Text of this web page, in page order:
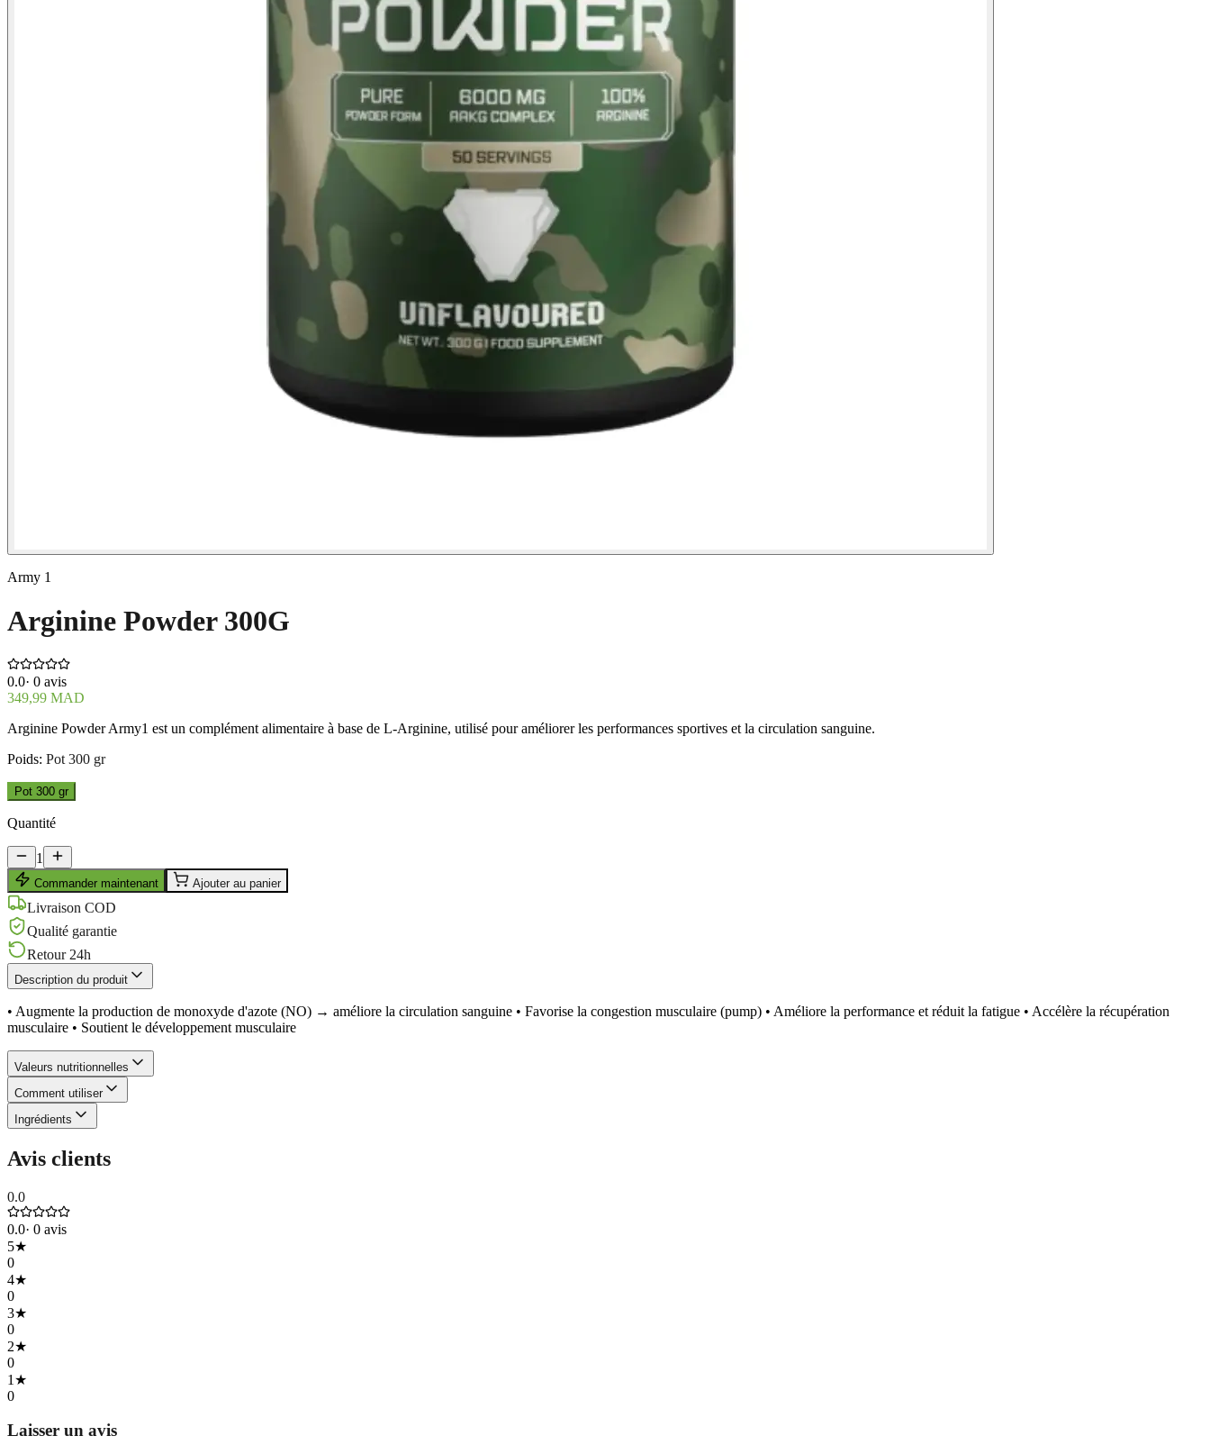
Army 1
Arginine Powder 300G
0.0· 0 avis
349,99 MAD
Arginine Powder Army1 est un complément alimentaire à base de L-Arginine, utilisé pour améliorer les performances sportives et la circulation sanguine.
Poids: Pot 300 gr
Pot 300 gr
Quantité
1
Commander maintenant Ajouter au panier
Livraison COD
Qualité garantie
Retour 24h
Description du produit
• Augmente la production de monoxyde d'azote (NO) → améliore la circulation sanguine • Favorise la congestion musculaire (pump) • Améliore la performance et réduit la fatigue • Accélère la récupération
musculaire • Soutient le développement musculaire
Valeurs nutritionnelles
Comment utiliser
Ingrédients
Avis clients
0.0
0.0· 0 avis
5★
0
4★
0
3★
0
2★
0
1 ★
0
Laisser un avis